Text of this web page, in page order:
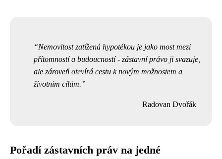
Nemovitost zatížená hypotékou je jako most mezi
přítomností a budoucností - zástavní právo ji svazuje,
ale zároveň otevírá cestu k novým možnostem a
životním cílům.
Radovan Dvořák
Pořadí zástavních práv na jedné